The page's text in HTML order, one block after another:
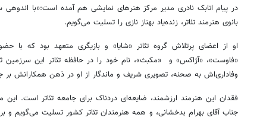
در پیام اتابک نادری مدیر مرکز هنرهای نمایشی هم آمده است:«با
بانوی هنرمند تئاتر، زنده‌یاد بهناز نازی را تسلیت می‌گویم.
او از اعضای پرتلاش گروه تئاتر «شایا» و بازیگری متعهد بود که با
«فاوست»، «آژاکس» و «مکبث»، نام خود را در حافظه‌ تئاتر این سرزمین
وفاداری‌اش به صحنه، تصویری شریف و ماندگار از او در ذهن همکارانش
فقدان این هنرمند ارزشمند، ضایعه‌ای دردناک برای جامعه تئاتر است. این
جناب آقای بهرام بدخشانی، و همه هنرمندان تئاتر کشور تسلیت می‌گویم و